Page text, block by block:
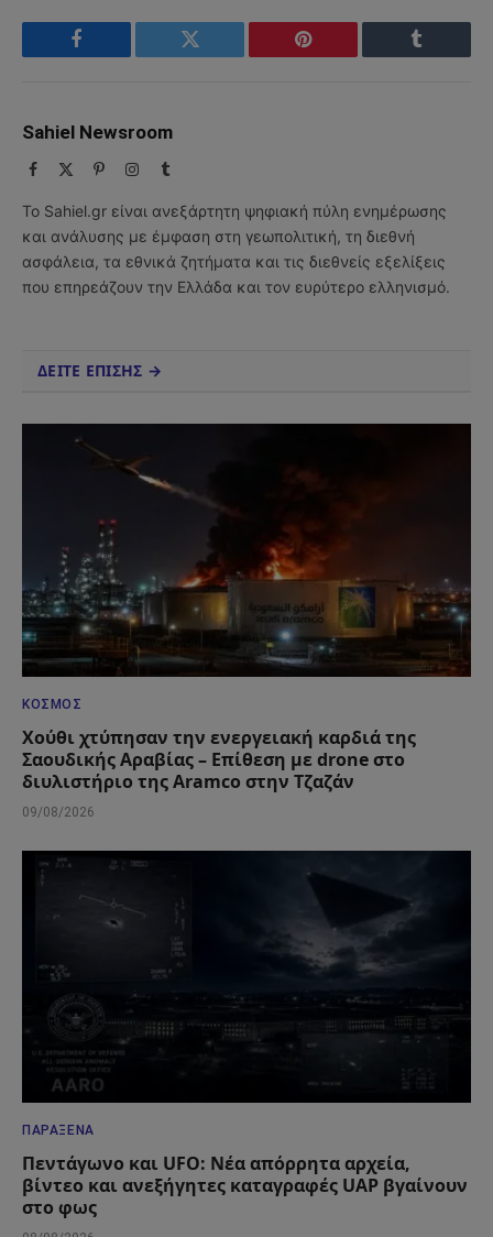
Facebook Twitter Pinterest Tumblr
Sahiel Newsroom
Facebook PinterestInstagram
Tumblr
Το Sahiel.gr είναι ανεξάρτητη ψηφιακή πύλη ενημέρωσης
και ανάλυσης με έμφαση στη γεωπολιτική, τη διεθνή
ασφάλεια, τα εθνικά ζητήματα και τις διεθνείς εξελίξεις
που επηρεάζουν την Ελλάδα και τον ευρύτερο ελληνισμό.
ΔΕΙΤΕ ΕΠΙΣΗΣ →
ΚΌΣΜΟΣ
Χούθι χτύπησαν την ενεργειακή καρδιά της
Σαουδικής Αραβίας – Επίθεση με drone στο
διυλιστήριο της Aramco στην Τζαζάν
09/08/2026
ΠΑΡΆΞΕΝΑ
Πεντάγωνο και UFO: Νέα απόρρητα αρχεία,
βίντεο και ανεξήγητες καταγραφές UAP βγαίνουν
στο φως